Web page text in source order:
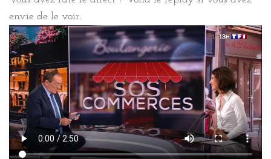
envie de le voir.